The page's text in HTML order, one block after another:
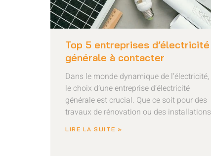
Top 5 entreprises d’électricité
générale à contacter
Dans le monde dynamique de l’électricité,
le choix d’une entreprise d’électricité
générale est crucial. Que ce soit pour des
travaux de rénovation ou des installations
LIRE LA SUITE »